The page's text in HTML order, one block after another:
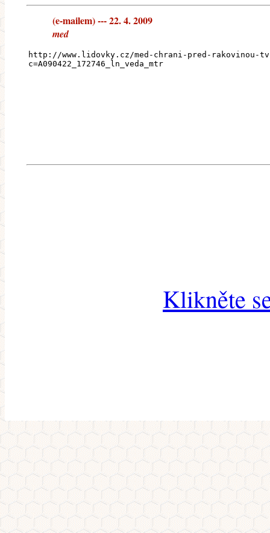
(e-mailem) --- 22. 4. 2009
med
http://www.lidovky.cz/med-chrani-pred-rakovinou-
c=A090422_172746_ln_veda_mtr
Klikněte